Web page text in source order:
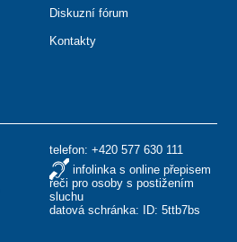
telefon: +420 577 630 111
infolinka s online přepisem
řeči pro osoby s postižením
sluchu
datová schránka: ID: 5ttb7bs
Diskuzní fórum
Kontakty